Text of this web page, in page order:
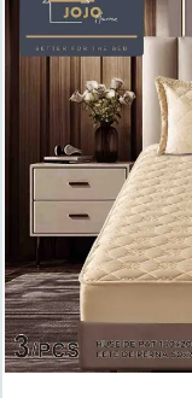
Lenjerii de pat
Lenjerii de pat
Lenjerii de pat Finet
Lenjerii de pat
elastic